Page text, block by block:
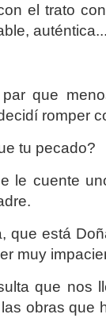
el trato
que
romper
tu pecado?
le cuente
que está
muy
que nos
obras que